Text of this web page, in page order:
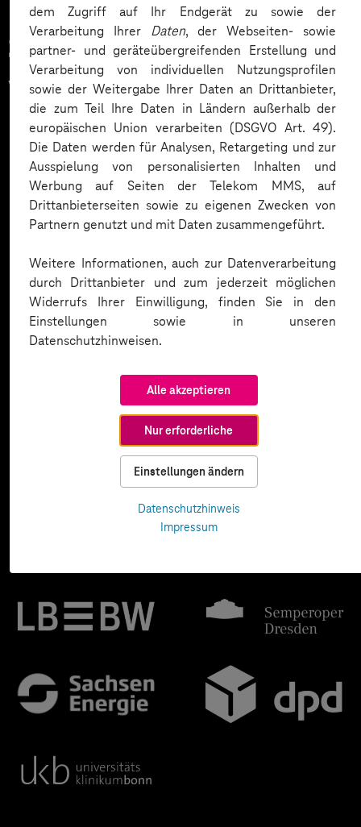
dem Zugriff auf Ihr Endgerät zu sowie der
Verarbeitung Ihrer Daten, der Webseiten- sowie
partner- und geräteübergreifenden Erstellung und
Verarbeitung von individuellen Nutzungsprofilen
sowie der Weitergabe Ihrer Daten an Drittanbieter,
die zum Teil Ihre Daten in Ländern außerhalb der
europäischen Union verarbeiten (DSGVO Art. 49).
Die Daten werden für Analysen, Retargeting und zur
Ausspielung von personalisierten Inhalten und
Werbung auf Seiten der Telekom MMS, auf
Drittanbieterseiten sowie zu eigenen Zwecken von
Partnern genutzt und mit Daten zusammengeführt.
Weitere Informationen, auch zur Datenverarbeitung
durch Drittanbieter und zum jederzeit möglichen
Widerrufs Ihrer Einwilligung, finden Sie in den
Einstellungen sowie in unseren
Datenschutzhinweisen.
Alle akzeptieren
Nur erforderliche
Einstellungen ändern
Datenschutzhinweis
Impressum
Zahlreiche Unternehmen
vertrauen auf unsere
Expertise. Hier eine Auswahl: